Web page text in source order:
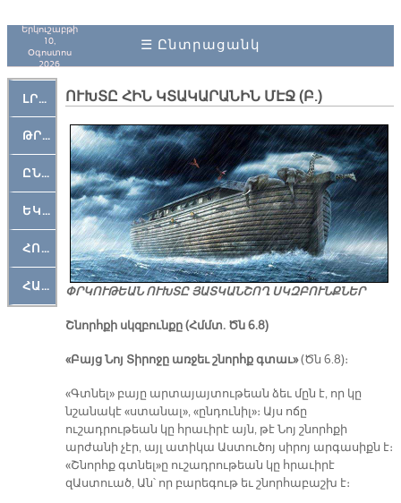
Երկուշաբթի
10,
Օգոստոս
2026
☰ Ընտրացանկ
ԼՐԱՀՈՍ
ԹՐՔԱՀԱՅ ԿԵԱՆՔ
ԸՆԿԵՐԱՄՇԱԿՈՒԹԱՅԻՆ
ԵԿԵՂԵՑԱԿԱՆ
ՀՈԳԵՄՏԱՒՈՐ
ՀԱՐԹԱԿ
ՈՒԽՏԸ ՀԻՆ ԿՏԱԿԱՐԱՆԻՆ ՄԷՋ (Բ.)
ՓՐԿՈՒԹԵԱՆ ՈՒԽՏԸ ՅԱՏԿԱՆՇՈՂ ՍԿԶԲՈՒՆՔՆԵՐ
Շնորհքի սկզբունքը (Հմմտ. Ծն 6.8)
«Բայց Նոյ Տիրոջը առջեւ շնորհք գտաւ»(Ծն 6.8)։
«Գտնել» բայը արտայայտութեան ձեւ մըն է, որ կը
նշանակէ «ստանալ», «ընդունիլ»։ Այս ոճը
ուշադրութեան կը հրաւիրէ այն, թէ Նոյ շնորհքի
արժանի չէր, այլ ատիկա Աստուծոյ սիրոյ արգասիքն է։
«Շնորհք գտնել»ը ուշադրութեան կը հրաւիրէ
զԱստուած, Ան՝ որ բարեգութ եւ շնորհաբաշխ է։